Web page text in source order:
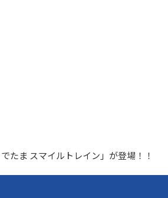
たま スマイルトレイン」が登場！！